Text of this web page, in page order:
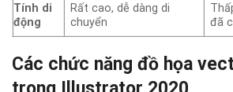
Tính di
động
Rất cao, dễ dàng di
chuyển
đã
Các chức năng đồ họa